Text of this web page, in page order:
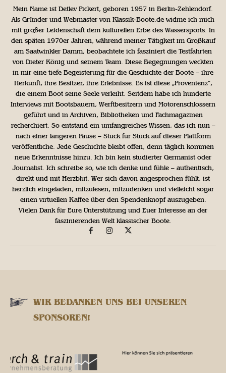
Mein Name ist Detlev Pickert, geboren 1957 in Berlin-Zehlendorf.
Als Gründer und Webmaster von Klassik-Boote.de widme ich mich
mit großer Leidenschaft dem kulturellen Erbe des Wassersports. In
den späten 1970er Jahren, während meiner Tätigkeit im Großkauf
am Saatwinkler Damm, beobachtete ich fasziniert die Testfahrten
von Dieter König und seinem Team. Diese Begegnungen weckten
in mir eine tiefe Begeisterung für die Geschichte der Boote – ihre
Herkunft, ihre Besitzer, ihre Erlebnisse. Es ist diese „Provenienz“,
die einem Boot seine Seele verleiht. Seitdem habe ich hunderte
Interviews mit Bootsbauern, Werftbesitzern und Motorenschlossern
geführt und in Archiven, Bibliotheken und Fachmagazinen
recherchiert. So entstand ein umfangreiches Wissen, das ich nun –
nach einer längeren Pause – Stück für Stück auf dieser Plattform
veröffentliche. Jede Geschichte bleibt offen, denn täglich kommen
neue Erkenntnisse hinzu. Ich bin kein studierter Germanist oder
Journalist. Ich schreibe so, wie ich denke und fühle – authentisch,
direkt und mit Herzblut. Wer sich davon angesprochen fühlt, ist
herzlich eingeladen, mitzulesen, mitzudenken und vielleicht sogar
einen virtuellen Kaffee über den Spendenknopf auszugeben.
Vielen Dank für Eure Unterstützung und Euer Interesse an der
faszinierenden Welt klassischer Boote.
WIR BEDANKEN UNS BEI UNSEREN
SPONSOREN!